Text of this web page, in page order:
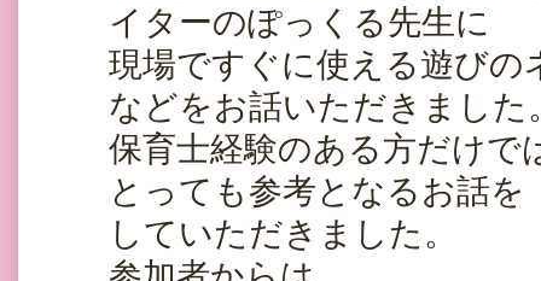
イターのぽっくる先生に
現場ですぐに使える遊びの
などをお話いただきました
保育士経験のある方だけで
とっても参考となるお話を
していただきました。